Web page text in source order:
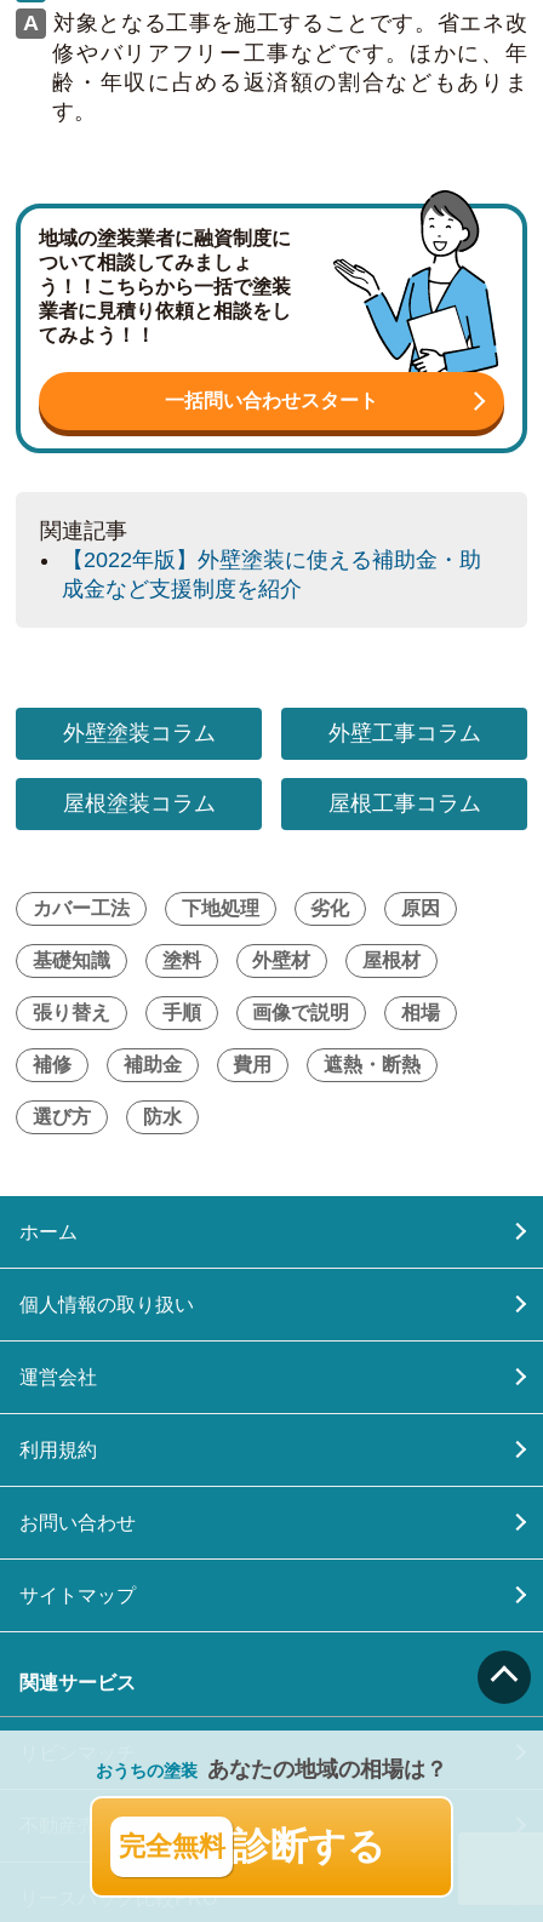
対象となる工事を施工することです。省エネ改
修やバリアフリー工事などです。ほかに、年
齢・年収に占める返済額の割合などもありま
す。
地域の塗装業者に融資制度に
ついて相談してみましょ
う！！こちらから一括で塗装
業者に見積り依頼と相談をし
てみよう！！
一括問い合わせスタート
関連記事
【2022年版】外壁塗装に使える補助金・助
成金など支援制度を紹介
外壁塗装コラム 外壁工事コラム
屋根塗装コラム 屋根工事コラム
カバー工法 下地処理 劣化 原因
基礎知識 塗料 外壁材 屋根材
張り替え 手順 画像で説明 相場
補修 補助金 費用 遮熱・断熱
選び方 防水
ホーム
個人情報の取り扱い
運営会社
利用規約
お問い合わせ
サイトマップ
関連サービス
不動産売却の窓口
リースバック比較PRO
おうちの塗装 あなたの地域の相場は？
完全無料 診断する